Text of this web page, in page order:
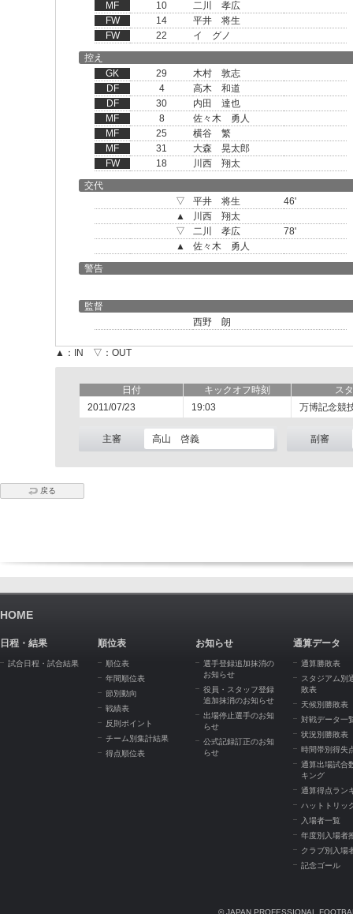
MF
10
二川 孝広
FW
14
平井 将生
FW
22
イ グノ
控え
GK
29
木村 敦志
DF
4
高木 和道
DF
30
内田 達也
MF
8
佐々木 勇人
MF
25
横谷 繁
MF
31
大森 晃太郎
FW
18
川西 翔太
交代
▽
平井 将生
46'
▲
川西 翔太
▽
二川 孝広
78'
▲
佐々木 勇人
警告
監督
西野 朗
▲：IN ▽：OUT
日付 キックオフ時刻
ス
2011/07/23
19:03 万博記念競
主審 高山 啓義 副審
戻る
HOME
日程・結果
試合日程・試合結果
順位表
順位表
年間順位表
節別動向
戦績表
反則ポイント
チーム別集計結果
得点順位表
お知らせ
選手登録追加抹消の
お知らせ
役員・スタッフ登録
追加抹消のお知らせ
出場停止選手のお知
らせ
公式記録訂正のお知
らせ
通算データ
通算勝敗表
スタジアム別
敗表
天候別勝敗表
対戦データ一
状況別勝敗表
時間帯別得失
通算出場試合
キング
通算得点ラン
ハットトリッ
入場者一覧
年度別入場者
クラブ別入場
記念ゴール
© JAPAN PROFESSIONAL